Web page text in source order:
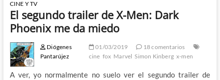
CINE Y TV
El segundo trailer de X-Men: Dark
Phoenix me da miedo
Diógenes
Pantarújez
01/03/2019
18 comentarios
cine fox Marvel Simon Kinberg x-men
A ver, yo normalmente no suelo ver el segundo trailer de